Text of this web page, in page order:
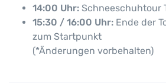
14:00 Uhr: Schneeschuhtour
15:30 / 16:00 Uhr: Ende der
zum Startpunkt
(*Änderungen vorbehalten)